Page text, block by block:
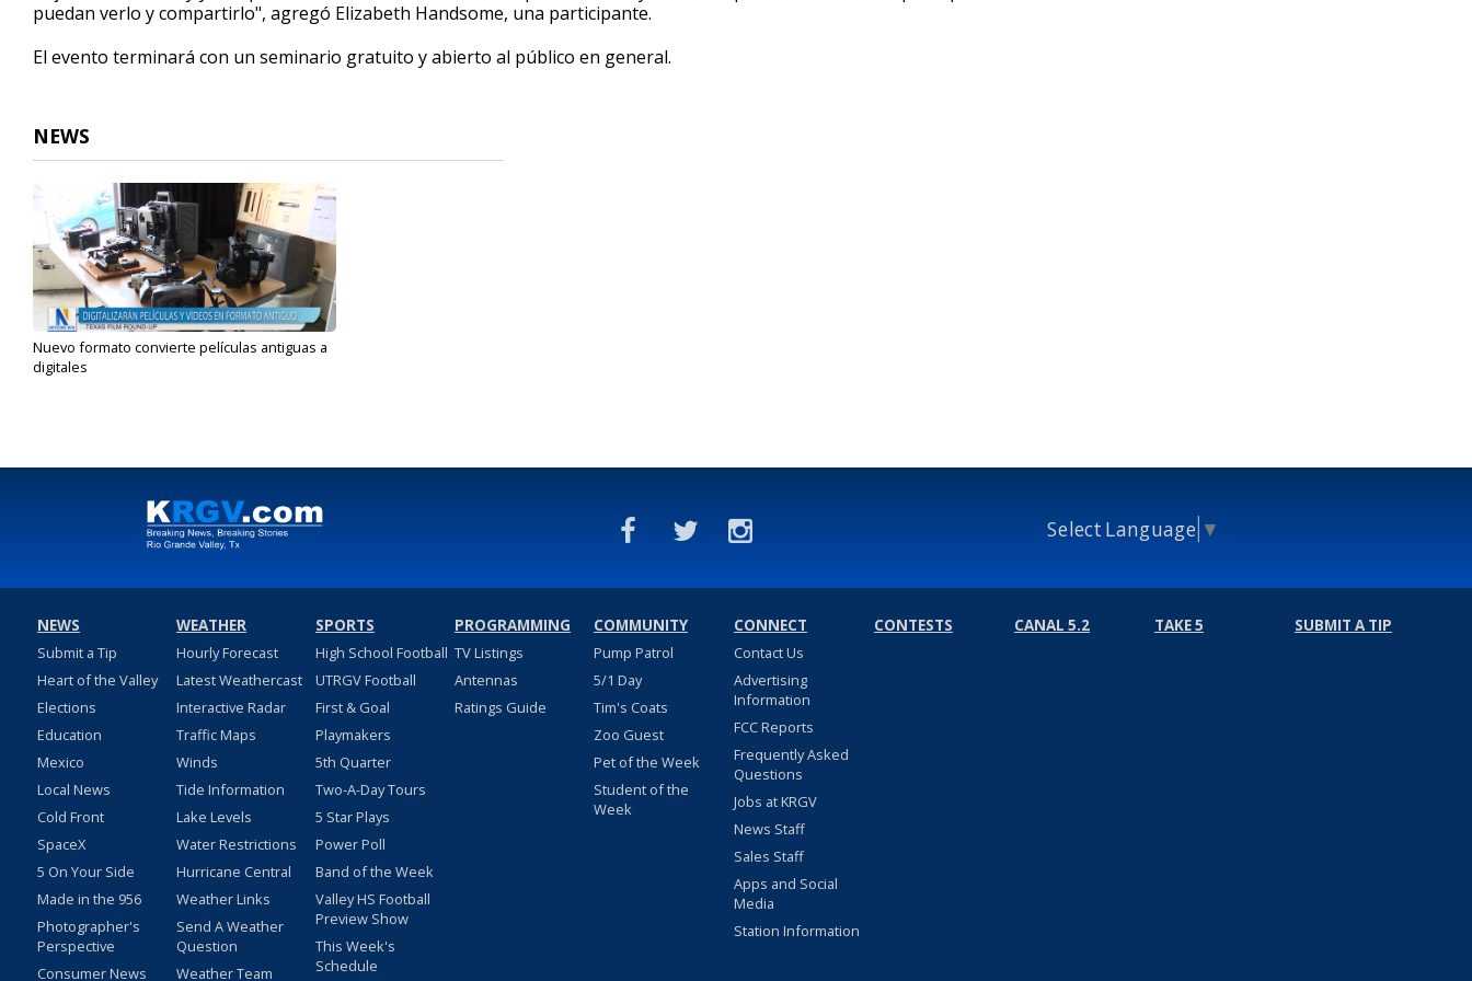
puedan verlo y compartirlo", agregó Elizabeth Handsome, una participante.
El evento terminará con un seminario gratuito y abierto al público en general.
NEWS
Nuevo formato convierte películas antiguas a
digitales
Select Language ▼
NEWS
Submit a Tip
Heart of the Valley
Elections
Education
Mexico
Local News
Cold Front
SpaceX
5 On Your Side
Made in the 956
Photographer's
Perspective
Consumer News
WEATHER
Hourly Forecast
Latest Weathercast
Interactive Radar
Traffic Maps
Winds
Tide Information
Lake Levels
Water Restrictions
Hurricane Central
Weather Links
Send A Weather
Question
Weather Team
SPORTS
High School Football
UTRGV Football
First & Goal
Playmakers
5th Quarter
Two-A-Day Tours
5 Star Plays
Power Poll
Band of the Week
Valley HS Football
Preview Show
This Week's
Schedule
PROGRAMMING
TV Listings
Antennas
Ratings Guide
COMMUNITY
Pump Patrol
5/1 Day
Tim's Coats
Zoo Guest
Pet of the Week
Student of the
Week
CONNECT
Contact Us
Advertising
Information
FCC Reports
Frequently Asked
Questions
Jobs at KRGV
News Staff
Sales Staff
Apps and Social
Media
Station Information
CONTESTS CANAL 5.2 TAKE 5 SUBMIT A TIP